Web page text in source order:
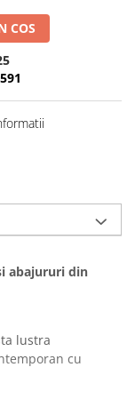
COS
abajururi din
lustra
cu